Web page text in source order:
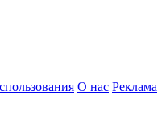
О нас Реклама